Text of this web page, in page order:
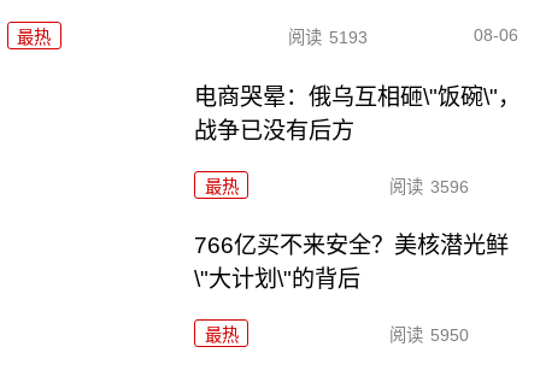
最热 阅读 5193 08-06
电商哭晕：俄乌互相砸\"饭碗\"，
战争已没有后方
最热 阅读 3596
766亿买不来安全？美核潜光鲜
\"大计划\"的背后
最热 阅读 5950